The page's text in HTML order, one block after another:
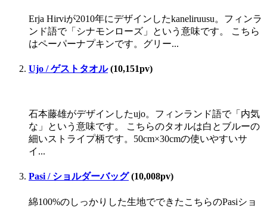
Erja Hirviが2010年にデザインしたkaneliruusu。フィンラ
ンド語で「シナモンローズ」という意味です。 こちら
はペーパーナプキンです。グリー...
Ujo / ゲストタオル(10,151pv)
石本藤雄がデザインしたujo。フィンランド語で「内気
な」という意味です。 こちらのタオルは白とブルーの
細いストライプ柄です。50cm×30cmの使いやすいサ
イ...
Pasi / ショルダーバッグ(10,008pv)
綿100%のしっかりした生地でできたこちらのPasiショ